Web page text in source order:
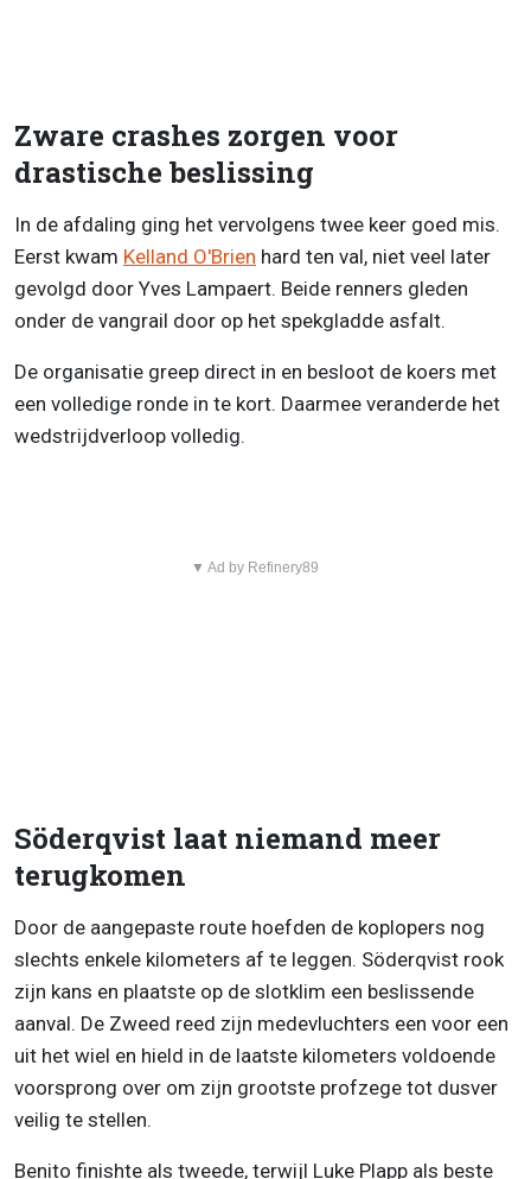
Zware crashes zorgen voor
drastische beslissing
In de afdaling ging het vervolgens twee keer goed mis.
Eerst kwam Kelland O'Brien hard ten val, niet veel later
gevolgd door Yves Lampaert. Beide renners gleden
onder de vangrail door op het spekgladde asfalt.
De organisatie greep direct in en besloot de koers met
een volledige ronde in te kort. Daarmee veranderde het
wedstrijdverloop volledig.
▼ Ad by Refinery89
Söderqvist laat niemand meer
terugkomen
Door de aangepaste route hoefden de koplopers nog
slechts enkele kilometers af te leggen. Söderqvist rook
zijn kans en plaatste op de slotklim een beslissende
aanval. De Zweed reed zijn medevluchters een voor een
uit het wiel en hield in de laatste kilometers voldoende
voorsprong over om zijn grootste profzege tot dusver
veilig te stellen.
Benito finishte als tweede, terwijl Luke Plapp als beste